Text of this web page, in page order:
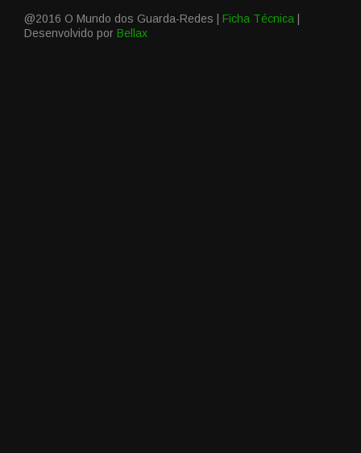
@2016 O Mundo dos Guarda-Redes | Ficha Técnica
Desenvolvido por Bellax